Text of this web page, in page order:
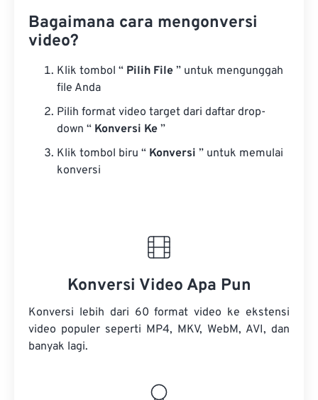
Bagaimana cara mengonversi
video?
Klik tombol “ Pilih File ” untuk mengunggah
file Anda
Pilih format video target dari daftar drop-
down “ Konversi Ke ”
Klik tombol biru “ Konversi ” untuk memulai
konversi
Konversi Video Apa Pun
Konversi lebih dari 60 format video ke ekstensi
video populer seperti MP4, MKV, WebM, AVI, dan
banyak lagi.